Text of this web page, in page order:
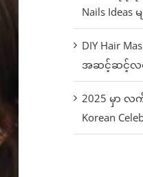
Nails Ideas မ
DIY Hair
အဆင့်ဆင့်လမ်
2025 မှာ
Korean